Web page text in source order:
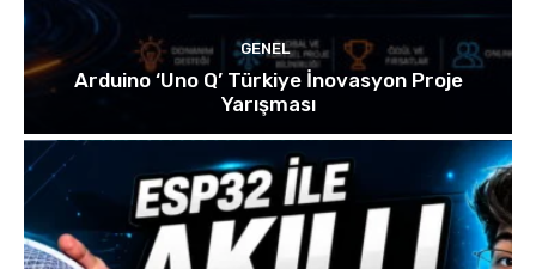
GENEL
Arduino ‘Uno Q’ Türkiye İnovasyon Proje
Yarışması